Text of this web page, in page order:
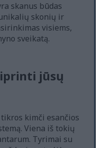
skanus būdas
skonių ir
visiems,
sveikatą.
jūsų
kimči esančios
Viena iš tokių
Tyrimai su